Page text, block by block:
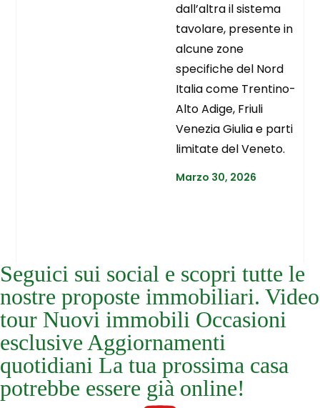
dall’altra il sistema
tavolare, presente in
alcune zone
specifiche del Nord
Italia come Trentino-
Alto Adige, Friuli
Venezia Giulia e parti
limitate del Veneto.
Marzo 30, 2026
Seguici sui social e scopri tutte le
nostre proposte immobiliari. Video
tour Nuovi immobili Occasioni
esclusive Aggiornamenti
quotidiani La tua prossima casa
potrebbe essere già online!